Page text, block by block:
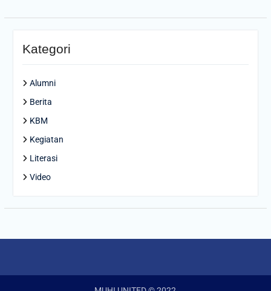
Kategori
Alumni
Berita
KBM
Kegiatan
Literasi
Video